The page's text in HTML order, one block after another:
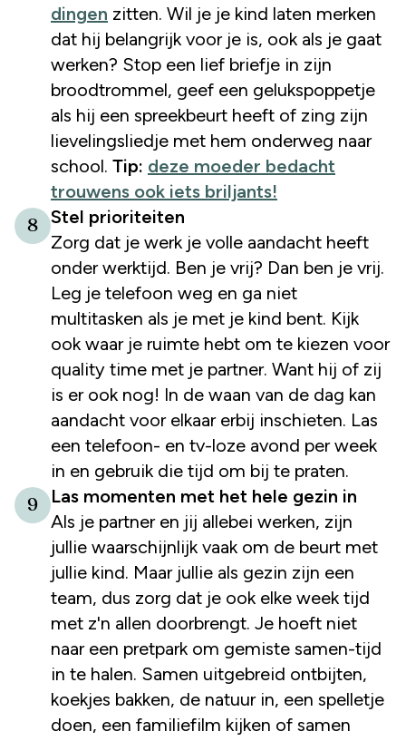
dingen zitten. Wil je je kind laten merken
dat hij belangrijk voor je is, ook als je gaat
werken? Stop een lief briefje in zijn
broodtrommel, geef een gelukspoppetje
als hij een spreekbeurt heeft of zing zijn
lievelingsliedje met hem onderweg naar
school. Tip: deze moeder bedacht
trouwens ook iets briljants!
8
Stel prioriteiten
Zorg dat je werk je volle aandacht heeft
onder werktijd. Ben je vrij? Dan ben je vrij.
Leg je telefoon weg en ga niet
multitasken als je met je kind bent. Kijk
ook waar je ruimte hebt om te kiezen voor
quality time met je partner. Want hij of zij
is er ook nog! In de waan van de dag kan
aandacht voor elkaar erbij inschieten. Las
een telefoon- en tv-loze avond per week
in en gebruik die tijd om bij te praten.
9
Las momenten met het hele gezin in
Als je partner en jij allebei werken, zijn
jullie waarschijnlijk vaak om de beurt met
jullie kind. Maar jullie als gezin zijn een
team, dus zorg dat je ook elke week tijd
met z'n allen doorbrengt. Je hoeft niet
naar een pretpark om gemiste samen-tijd
in te halen. Samen uitgebreid ontbijten,
koekjes bakken, de natuur in, een spelletje
doen, een familiefilm kijken of samen